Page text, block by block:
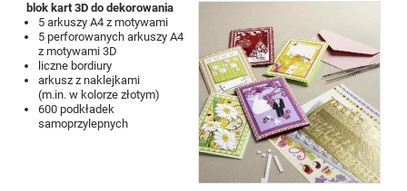
blok kart 3D do dekorowania
5 arkuszy A4 z motywami
5 perforowanych arkuszy A4
z motywami 3D
liczne bordiury
arkusz z naklejkami
(m.in. w kolorze złotym)
600 podkładek
samoprzylepnych